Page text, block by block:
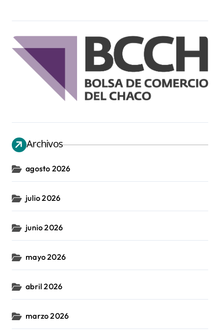
Archivos
agosto 2026
julio 2026
junio 2026
mayo 2026
abril 2026
marzo 2026